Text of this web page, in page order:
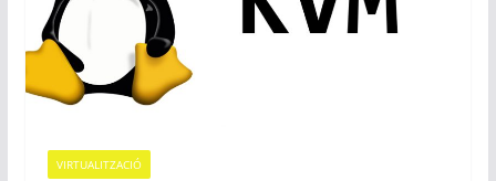
VIRTUALITZACIÓ